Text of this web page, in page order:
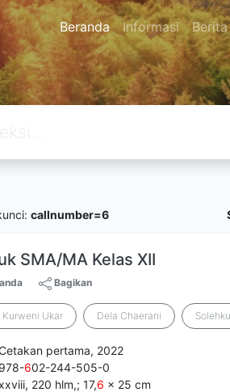
Beranda Informasi Berita
callnumber=6
SMA/MA Kelas XII
Bagikan
Kurweni Ukar Dela Chaerani
pertama, 2022
978-602-244-505-0
220 hlm,; 17,6 x 25 cm